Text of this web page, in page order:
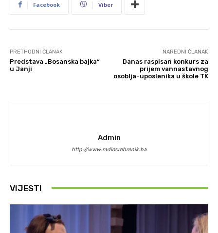
Facebook Viber
PRETHODNI ČLANAK
Predstava „Bosanska bajka“
u Janji
NAREDNI ČLANAK
Danas raspisan konkurs za
prijem vannastavnog
osoblja-uposlenika u škole TK
Admin
http://www.radiosrebrenik.ba
VIJESTI